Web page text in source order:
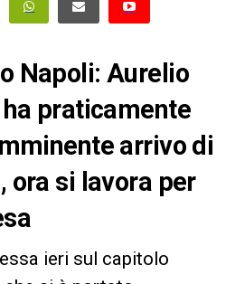
Napoli: Aurelio
praticamente
arrivo di
ora si lavora per
ieri sul capitolo